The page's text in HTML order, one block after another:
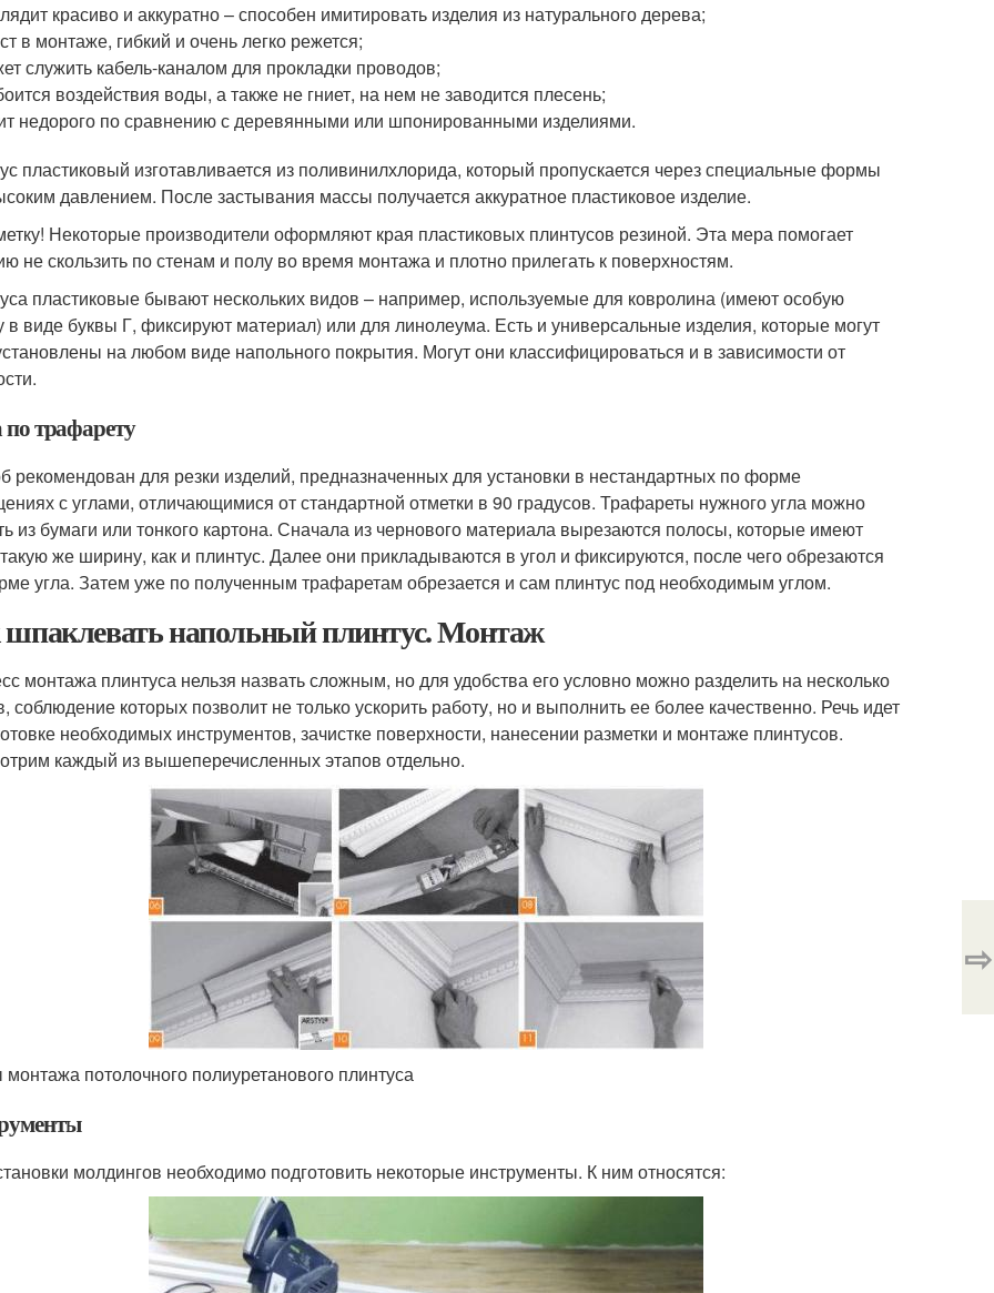
красиво и аккуратно – способен имитировать изделия из натурального дерева;
в монтаже, гибкий и очень легко режется;
служить кабель-каналом для прокладки проводов;
воздействия воды, а также не гниет, на нем не заводится плесень;
недорого по сравнению с деревянными или шпонированными изделиями.
пластиковый изготавливается из поливинилхлорида, который пропускается через специальные формы
давлением. После застывания массы получается аккуратное пластиковое изделие.
Некоторые производители оформляют края пластиковых плинтусов резиной. Эта мера помогает
не скользить по стенам и полу во время монтажа и плотно прилегать к поверхностям.
пластиковые бывают нескольких видов – например, используемые для ковролина (имеют особую
виде буквы Г, фиксируют материал) или для линолеума. Есть и универсальные изделия, которые могут
на любом виде напольного покрытия. Могут они классифицироваться и в зависимости от
по трафарету
рекомендован для резки изделий, предназначенных для установки в нестандартных по форме
с углами, отличающимися от стандартной отметки в 90 градусов. Трафареты нужного угла можно
из бумаги или тонкого картона. Сначала из чернового материала вырезаются полосы, которые имеют
же ширину, как и плинтус. Далее они прикладываются в угол и фиксируются, после чего обрезаются
угла. Затем уже по полученным трафаретам обрезается и сам плинтус под необходимым углом.
напольный плинтус. Монтаж
монтажа плинтуса нельзя назвать сложным, но для удобства его условно можно разделить на несколько
соблюдение которых позволит не только ускорить работу, но и выполнить ее более качественно. Речь идет
необходимых инструментов, зачистке поверхности, нанесении разметки и монтаже плинтусов.
каждый из вышеперечисленных этапов отдельно.
потолочного полиуретанового плинтуса
молдингов необходимо подготовить некоторые инструменты. К ним относятся:
⇨